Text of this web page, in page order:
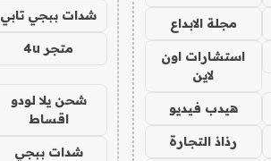
مجلة الابداع
استشارات اون
لاين
هيدب فيديو
رذاذ التجارة
شدات ببجي تابي
متجر 4u
شحن يلا لودو
اقساط
شدات ببجي